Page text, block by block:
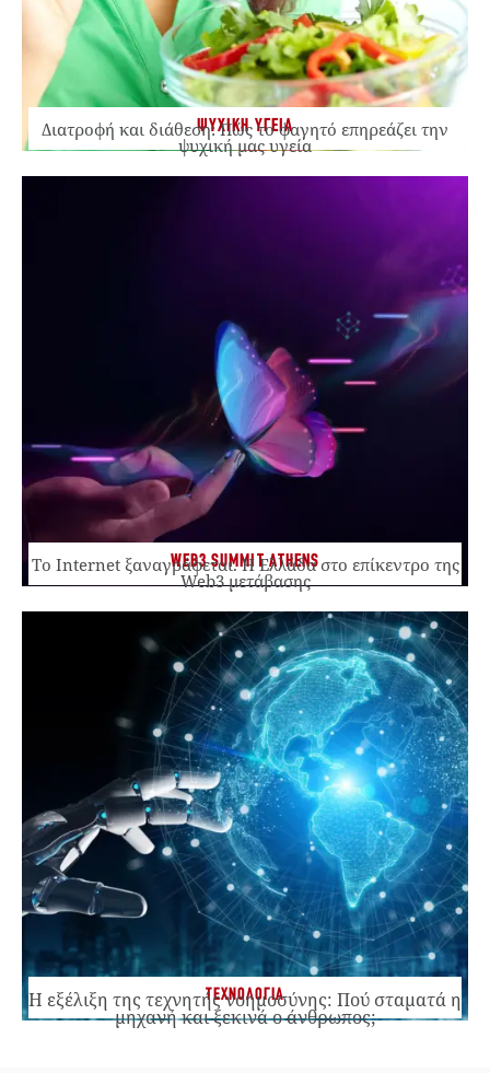
ΨΥΧΙΚΗ ΥΓΕΙΑ
Διατροφή και διάθεση: Πώς το φαγητό επηρεάζει την
ψυχική μας υγεία
WEB3 SUMMIT ATHENS
Το Internet ξαναγράφεται. Η Ελλάδα στο επίκεντρο της
Web3 μετάβασης
ΤΕΧΝΟΛΟΓΙΑ
Η εξέλιξη της τεχνητής νοημοσύνης: Πού σταματά η
μηχανή και ξεκινά ο άνθρωπος;